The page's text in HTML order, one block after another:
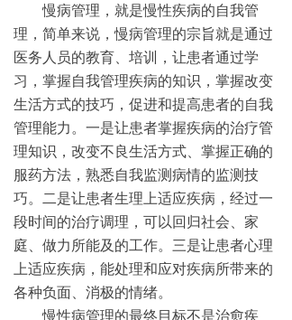
慢病管理，就是慢性疾病的自我管
理，简单来说，慢病管理的宗旨就是通过
医务人员的教育、培训，让患者通过学
习，掌握自我管理疾病的知识，掌握改变
生活方式的技巧，促进和提高患者的自我
管理能力。一是让患者掌握疾病的治疗管
理知识，改变不良生活方式、掌握正确的
服药方法，熟悉自我监测病情的监测技
巧。二是让患者生理上适应疾病，经过一
段时间的治疗调理，可以回归社会、家
庭、做力所能及的工作。三是让患者心理
上适应疾病，能处理和应对疾病所带来的
各种负面、消极的情绪。
慢性病管理的最终目标不是治愈疾